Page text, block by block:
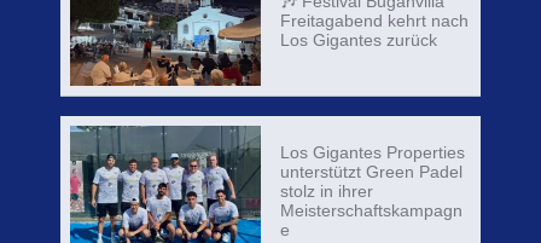
Freitagabend kehrt nach
Los Gigantes zurück
Los Gigantes Properties
unterstützt Green Padel
stolz in ihrer
Meisterschaftskampagn
e